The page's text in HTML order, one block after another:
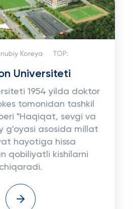
Koreya TOP:
Universiteti
1954 yilda doktor
tomonidan tashkil
"Haqiqat, sevgi va
g'oyasi asosida millat
hayotiga hissa
qobiliyatli kishilarni
chiqaradi.